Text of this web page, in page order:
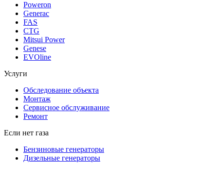
Poweron
Generac
FAS
CTG
Mitsui Power
Genese
EVOline
Услуги
Обследование объекта
Монтаж
Сервисное обслуживание
Ремонт
Если нет газа
Бензиновые генераторы
Дизельные генераторы